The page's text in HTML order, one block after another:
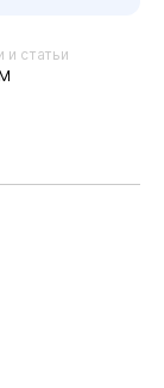
и статьи